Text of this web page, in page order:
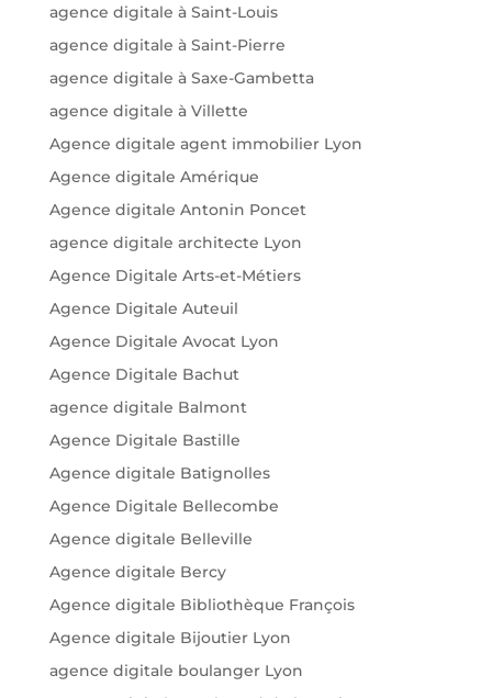
agence digitale à Saint-Louis
agence digitale à Saint-Pierre
agence digitale à Saxe-Gambetta
agence digitale à Villette
Agence digitale agent immobilier Lyon
Agence digitale Amérique
Agence digitale Antonin Poncet
agence digitale architecte Lyon
Agence Digitale Arts-et-Métiers
Agence Digitale Auteuil
Agence Digitale Avocat Lyon
Agence Digitale Bachut
agence digitale Balmont
Agence Digitale Bastille
Agence digitale Batignolles
Agence Digitale Bellecombe
Agence digitale Belleville
Agence digitale Bercy
Agence digitale Bibliothèque François
Agence digitale Bijoutier Lyon
agence digitale boulanger Lyon